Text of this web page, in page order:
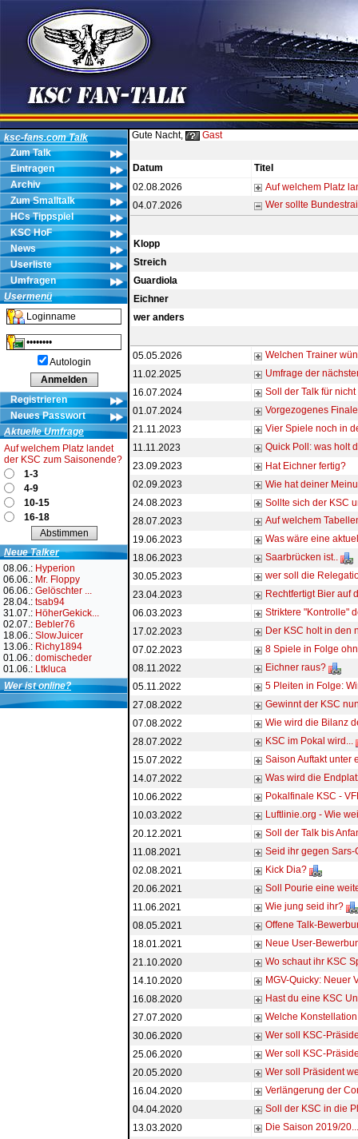
ksc-fans.com Talk
Zum Talk
Eintragen
Archiv
Zum Smalltalk
HCs Tippspiel
KSC HoF
News
Userliste
Umfragen
Usermenü
Autologin
Registrieren
Neues Passwort
Aktuelle Umfrage
Auf welchem Platz landet
der KSC zum Saisonende?
1-3
4-9
10-15
16-18
Neue Talker
08.06.: Hyperion
06.06.: Mr. Floppy
06.06.: Gelöschter ...
28.04.: tsab94
31.07.: HöherGekick...
02.07.: Bebler76
18.06.: SlowJuicer
13.06.: Richy1894
01.06.: domischeder
01.06.: Ltkluca
Wer ist online?
Gute Nacht, Gast
Datum
Titel
02.08.2026
Auf welchem Platz
04.07.2026
Wer sollte
Klopp
Streich
Guardiola
Eichner
wer anders
05.05.2026
Welchen Trainer
11.02.2025
Umfrage der
16.07.2024
Soll der Talk für
01.07.2024
Vorgezogenes
21.11.2023
Vier Spiele noch in
11.11.2023
Quick Poll: was holt
23.09.2023
Hat Eichner fertig?
02.09.2023
Wie hat deiner
24.08.2023
Sollte sich der KSC
28.07.2023
Auf welchem
19.06.2023
Was wäre eine
18.06.2023
Saarbrücken ist..
30.05.2023
wer soll die
23.04.2023
Rechtfertigt Bier auf
06.03.2023
Striktere "Kontrolle"
17.02.2023
Der KSC holt in den
07.02.2023
8 Spiele in Folge
08.11.2022
Eichner raus?
05.11.2022
5 Pleiten in Folge:
27.08.2022
Gewinnt der KSC
07.08.2022
Wie wird die Bilanz
28.07.2022
KSC im Pokal wird...
15.07.2022
Saison Auftakt unter
14.07.2022
Was wird die
10.06.2022
Pokalfinale KSC -
10.03.2022
Luftlinie.org - Wie
20.12.2021
Soll der Talk bis
11.08.2021
Seid ihr gegen Sars-
02.08.2021
Kick Dia?
20.06.2021
Soll Pourie eine
11.06.2021
Wie jung seid ihr?
08.05.2021
Offene Talk-
18.01.2021
Neue User-
21.10.2020
Wo schaut ihr KSC
14.10.2020
MGV-Quicky: Neuer
16.08.2020
Hast du eine KSC
27.07.2020
Welche
30.06.2020
Wer soll KSC-
25.06.2020
Wer soll KSC-
20.05.2020
Wer soll Präsident
16.04.2020
Verlängerung der
04.04.2020
Soll der KSC in die
13.03.2020
Die Saison 2019/